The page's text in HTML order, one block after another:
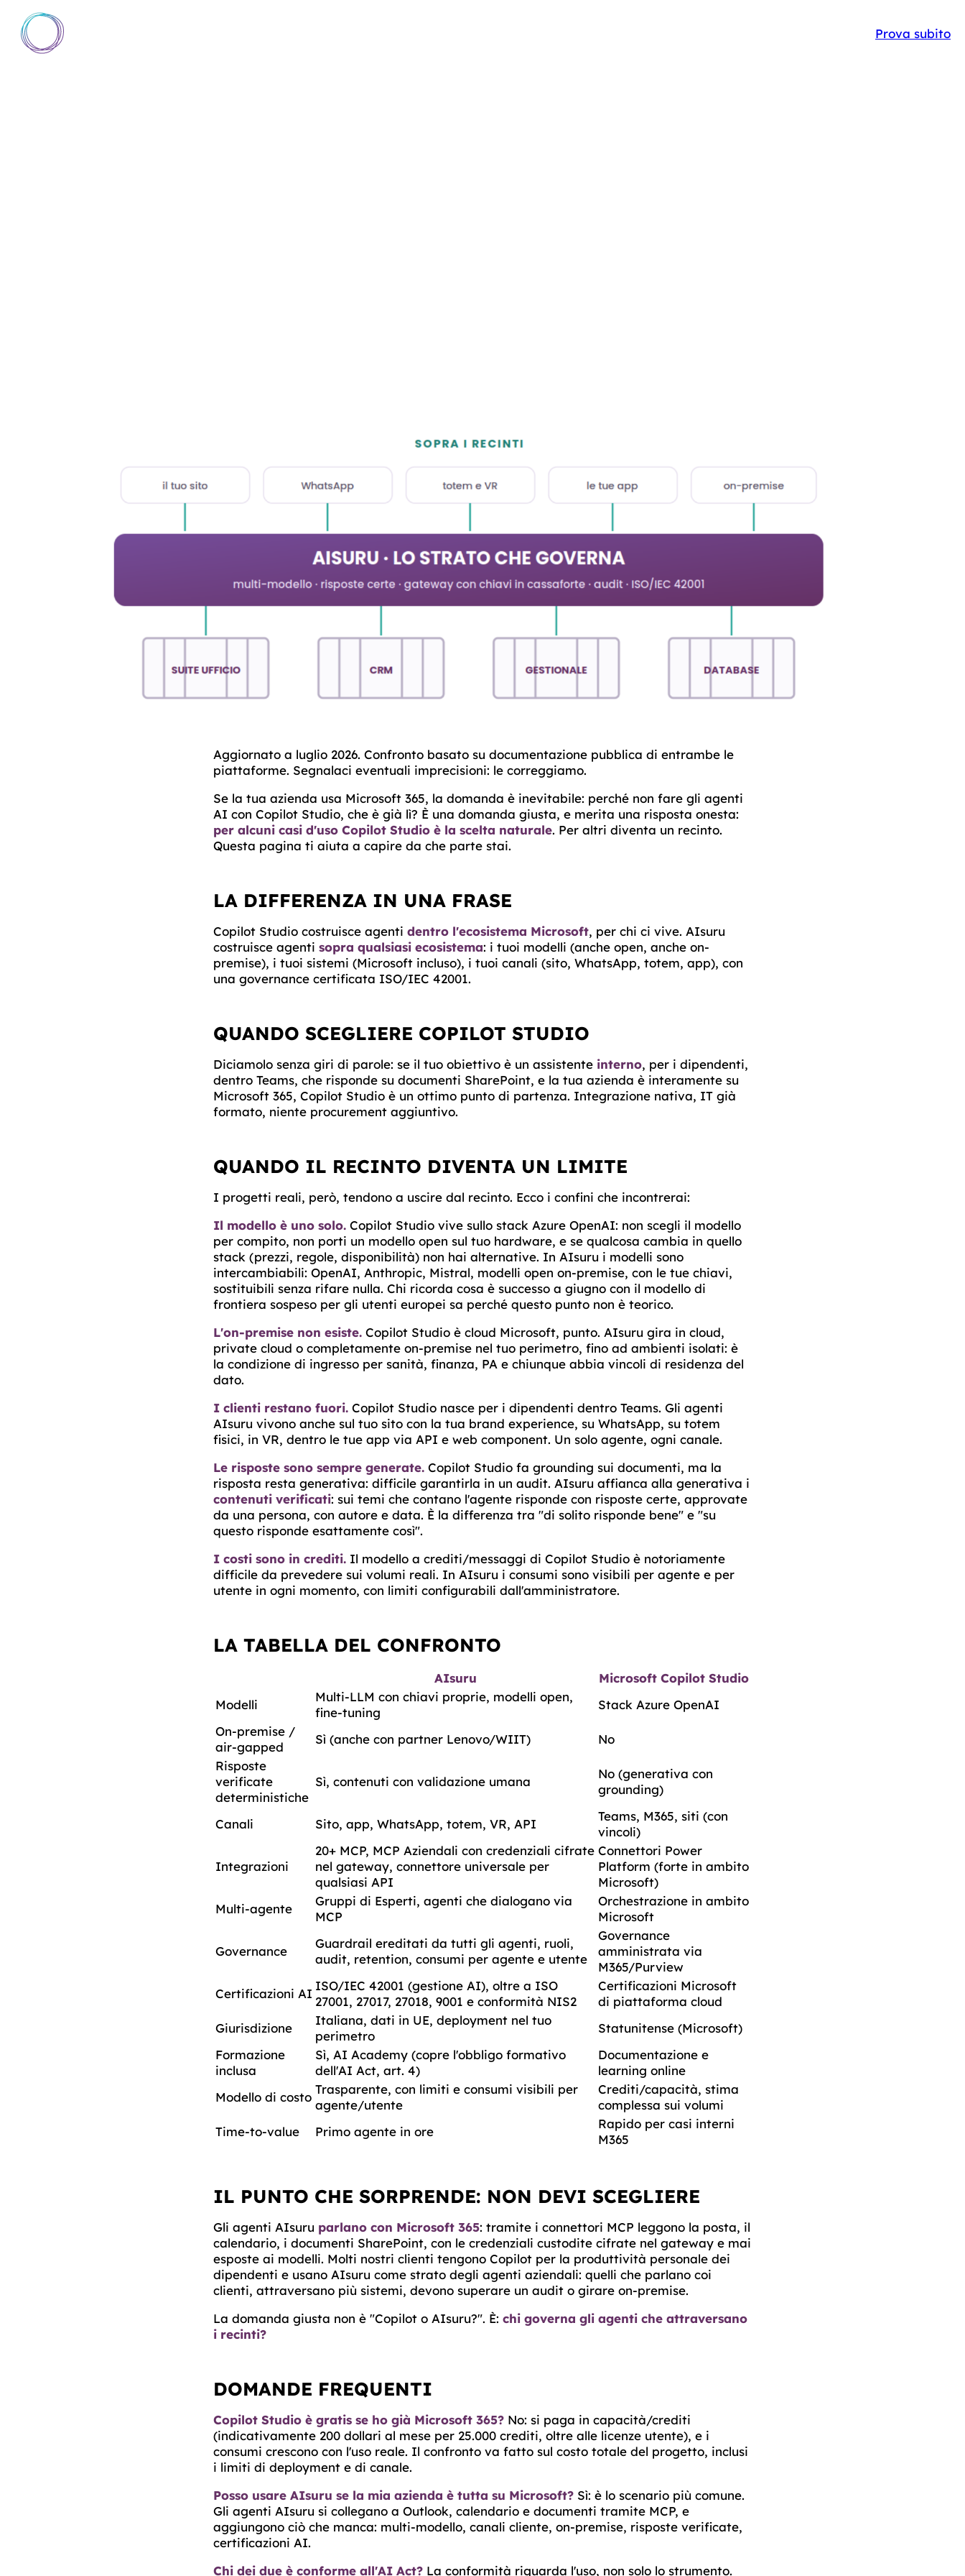
Prova subito
Aggiornato a luglio 2026. Confronto basato su documentazione pubblica di entrambe le
piattaforme. Segnalaci eventuali imprecisioni: le correggiamo.
Se la tua azienda usa Microsoft 365, la domanda è inevitabile: perché non fare gli agenti
AI con Copilot Studio, che è già lì? È una domanda giusta, e merita una risposta onesta:
per alcuni casi d'uso Copilot Studio è la scelta naturale. Per altri diventa un recinto.
Questa pagina ti aiuta a capire da che parte stai.
LA DIFFERENZA IN UNA FRASE
Copilot Studio costruisce agenti dentro l'ecosistema Microsoft, per chi ci vive. AIsuru
costruisce agenti sopra qualsiasi ecosistema: i tuoi modelli (anche open, anche on-
premise), i tuoi sistemi (Microsoft incluso), i tuoi canali (sito, WhatsApp, totem, app), con
una governance certificata ISO/IEC 42001.
QUANDO SCEGLIERE COPILOT STUDIO
Diciamolo senza giri di parole: se il tuo obiettivo è un assistente interno, per i dipendenti,
dentro Teams, che risponde su documenti SharePoint, e la tua azienda è interamente su
Microsoft 365, Copilot Studio è un ottimo punto di partenza. Integrazione nativa, IT già
formato, niente procurement aggiuntivo.
QUANDO IL RECINTO DIVENTA UN LIMITE
I progetti reali, però, tendono a uscire dal recinto. Ecco i confini che incontrerai:
Il modello è uno solo. Copilot Studio vive sullo stack Azure OpenAI: non scegli il modello
per compito, non porti un modello open sul tuo hardware, e se qualcosa cambia in quello
stack (prezzi, regole, disponibilità) non hai alternative. In AIsuru i modelli sono
intercambiabili: OpenAI, Anthropic, Mistral, modelli open on-premise, con le tue chiavi,
sostituibili senza rifare nulla. Chi ricorda cosa è successo a giugno con il modello di
frontiera sospeso per gli utenti europei sa perché questo punto non è teorico.
L'on-premise non esiste. Copilot Studio è cloud Microsoft, punto. AIsuru gira in cloud,
private cloud o completamente on-premise nel tuo perimetro, fino ad ambienti isolati: è
la condizione di ingresso per sanità, finanza, PA e chiunque abbia vincoli di residenza del
dato.
I clienti restano fuori. Copilot Studio nasce per i dipendenti dentro Teams. Gli agenti
AIsuru vivono anche sul tuo sito con la tua brand experience, su WhatsApp, su totem
fisici, in VR, dentro le tue app via API e web component. Un solo agente, ogni canale.
Le risposte sono sempre generate. Copilot Studio fa grounding sui documenti, ma la
risposta resta generativa: difficile garantirla in un audit. AIsuru affianca alla generativa i
contenuti verificati: sui temi che contano l'agente risponde con risposte certe, approvate
da una persona, con autore e data. È la differenza tra "di solito risponde bene" e "su
questo risponde esattamente così".
I costi sono in crediti. Il modello a crediti/messaggi di Copilot Studio è notoriamente
difficile da prevedere sui volumi reali. In AIsuru i consumi sono visibili per agente e per
utente in ogni momento, con limiti configurabili dall'amministratore.
LA TABELLA DEL CONFRONTO
AIsuru
Microsoft Copilot Studio
Modelli
Multi-LLM con chiavi proprie, modelli open,
fine-tuning
Stack Azure OpenAI
On-premise /
air-gapped
Sì (anche con partner Lenovo/WIIT)
No
Risposte
verificate
deterministiche
Sì, contenuti con validazione umana
No (generativa con
grounding)
Canali Sito, app, WhatsApp, totem, VR, API
Teams, M365, siti (con
vincoli)
Integrazioni
20+ MCP, MCP Aziendali con credenziali cifrate
nel gateway, connettore universale per
qualsiasi API
Connettori Power
Platform (forte in ambito
Microsoft)
Multi-agente
Gruppi di Esperti, agenti che dialogano via
MCP
Orchestrazione in ambito
Microsoft
Governance
Guardrail ereditati da tutti gli agenti, ruoli,
audit, retention, consumi per agente e utente
Governance
amministrata via
M365/Purview
Certificazioni AI
ISO/IEC 42001 (gestione AI), oltre a ISO
27001, 27017, 27018, 9001 e conformità NIS2
Certificazioni Microsoft
di piattaforma cloud
Giurisdizione
Italiana, dati in UE, deployment nel tuo
perimetro
Statunitense (Microsoft)
Formazione
inclusa
Sì, AI Academy (copre l'obbligo formativo
dell'AI Act, art. 4)
Documentazione e
learning online
Modello di costo
Trasparente, con limiti e consumi visibili per
agente/utente
Crediti/capacità, stima
complessa sui volumi
Time-to-value
Primo agente in ore
Rapido per casi interni
M365
IL PUNTO CHE SORPRENDE: NON DEVI SCEGLIERE
Gli agenti AIsuru parlano con Microsoft 365: tramite i connettori MCP leggono la posta, il
calendario, i documenti SharePoint, con le credenziali custodite cifrate nel gateway e mai
esposte ai modelli. Molti nostri clienti tengono Copilot per la produttività personale dei
dipendenti e usano AIsuru come strato degli agenti aziendali: quelli che parlano coi
clienti, attraversano più sistemi, devono superare un audit o girare on-premise.
La domanda giusta non è "Copilot o AIsuru?". È: chi governa gli agenti che attraversano
i recinti?
DOMANDE FREQUENTI
Copilot Studio è gratis se ho già Microsoft 365? No: si paga in capacità/crediti
(indicativamente 200 dollari al mese per 25.000 crediti, oltre alle licenze utente), e i
consumi crescono con l'uso reale. Il confronto va fatto sul costo totale del progetto, inclusi
i limiti di deployment e di canale.
Posso usare AIsuru se la mia azienda è tutta su Microsoft? Sì: è lo scenario più comune.
Gli agenti AIsuru si collegano a Outlook, calendario e documenti tramite MCP, e
aggiungono ciò che manca: multi-modello, canali cliente, on-premise, risposte verificate,
certificazioni AI.
Chi dei due è conforme all'AI Act? La conformità riguarda l'uso, non solo lo strumento.